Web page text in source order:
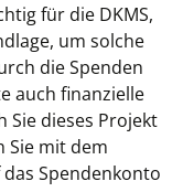
für die DKMS,
um solche
die Spenden
auch finanzielle
Sie dieses Projekt
Sie mit dem
das Spendenkonto